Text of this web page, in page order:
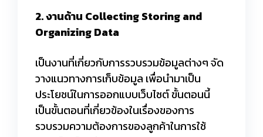
2. งานด้าน Collecting Storing and
Organizing Data
เป็นงานที่เกี่ยวกับการรวบรวมข้อมูลต่างๆ จัด
วางแนวทางการเก็บข้อมูล เพื่อนำมาเป็น
ประโยชน์ในการออกแบบเว็บไซต์ ขั้นตอนนี้
เป็นขั้นตอนที่เกี่ยวข้องในเรื่องของการ
รวบรวมความต้องการของลูกค้าในการใช้